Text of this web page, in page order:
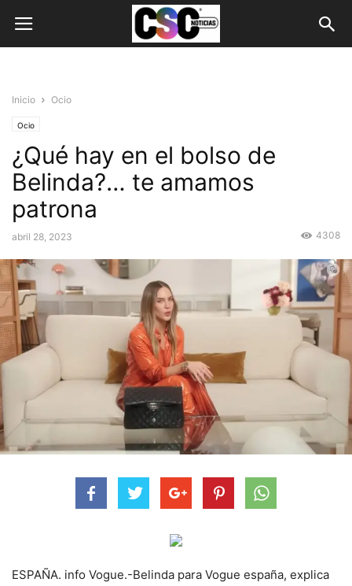
Inicio Ocio
Ocio
¿Qué hay en el bolso de
Belinda?… te amamos
patrona
abril 28, 2023 4308
ESPAÑA. info Vogue.-Belinda para Vogue españa, explica